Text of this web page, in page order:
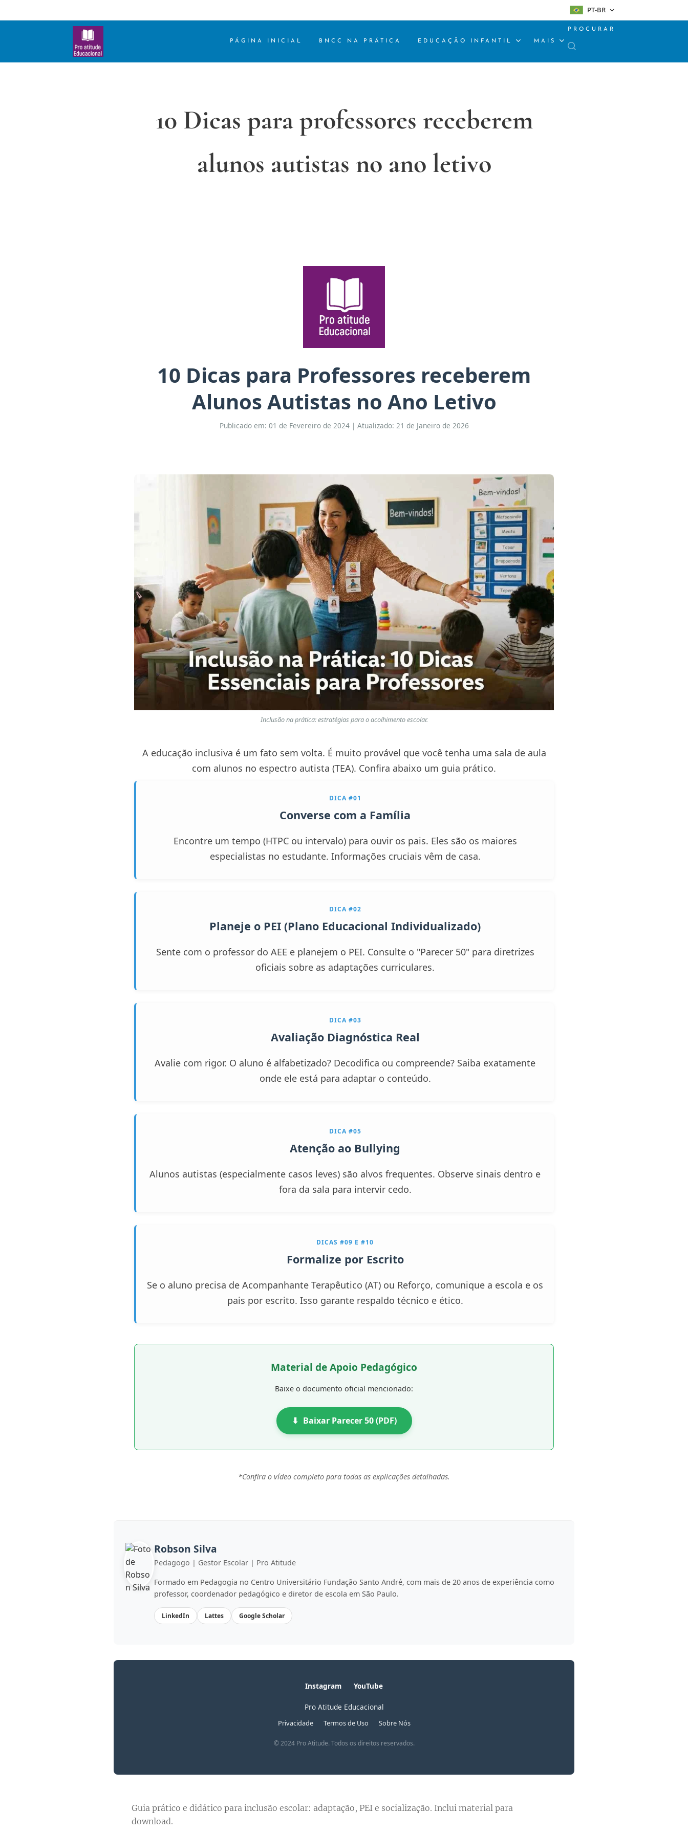
PT-BR
PÁGINA INICIAL BNCC NA PRÁTICA EDUCAÇÃO INFANTIL MAIS
PROCURAR
10 Dicas para professores receberem
alunos autistas no ano letivo
10 Dicas para Professores receberem
Alunos Autistas no Ano Letivo
Publicado em: 01 de Fevereiro de 2024 | Atualizado: 21 de Janeiro de 2026
Inclusão na prática: estratégias para o acolhimento escolar.
A educação inclusiva é um fato sem volta. É muito provável que você tenha uma sala de aula
com alunos no espectro autista (TEA). Confira abaixo um guia prático.
DICA #01
Converse com a Família
Encontre um tempo (HTPC ou intervalo) para ouvir os pais. Eles são os maiores
especialistas no estudante. Informações cruciais vêm de casa.
DICA #02
Planeje o PEI (Plano Educacional Individualizado)
Sente com o professor do AEE e planejem o PEI. Consulte o "Parecer 50" para diretrizes
oficiais sobre as adaptações curriculares.
DICA #03
Avaliação Diagnóstica Real
Avalie com rigor. O aluno é alfabetizado? Decodifica ou compreende? Saiba exatamente
onde ele está para adaptar o conteúdo.
DICA #05
Atenção ao Bullying
Alunos autistas (especialmente casos leves) são alvos frequentes. Observe sinais dentro e
fora da sala para intervir cedo.
DICAS #09 E #10
Formalize por Escrito
Se o aluno precisa de Acompanhante Terapêutico (AT) ou Reforço, comunique a escola e os
pais por escrito. Isso garante respaldo técnico e ético.
Material de Apoio Pedagógico
Baixe o documento oficial mencionado:
⬇ Baixar Parecer 50 (PDF)
*Confira o vídeo completo para todas as explicações detalhadas.
Robson Silva
Pedagogo | Gestor Escolar | Pro Atitude
Formado em Pedagogia no Centro Universitário Fundação Santo André, com mais de 20 anos de experiência como
professor, coordenador pedagógico e diretor de escola em São Paulo.
LinkedIn Lattes Google Scholar
Instagram YouTube
Pro Atitude Educacional
Privacidade Termos de Uso Sobre Nós
© 2024 Pro Atitude. Todos os direitos reservados.
Guia prático e didático para inclusão escolar: adaptação, PEI e socialização. Inclui material para
download.